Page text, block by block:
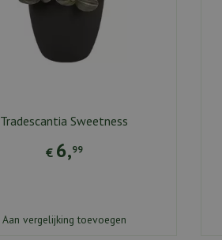
Tradescantia Sweetness
€ 6,99
Aan vergelijking toevoegen